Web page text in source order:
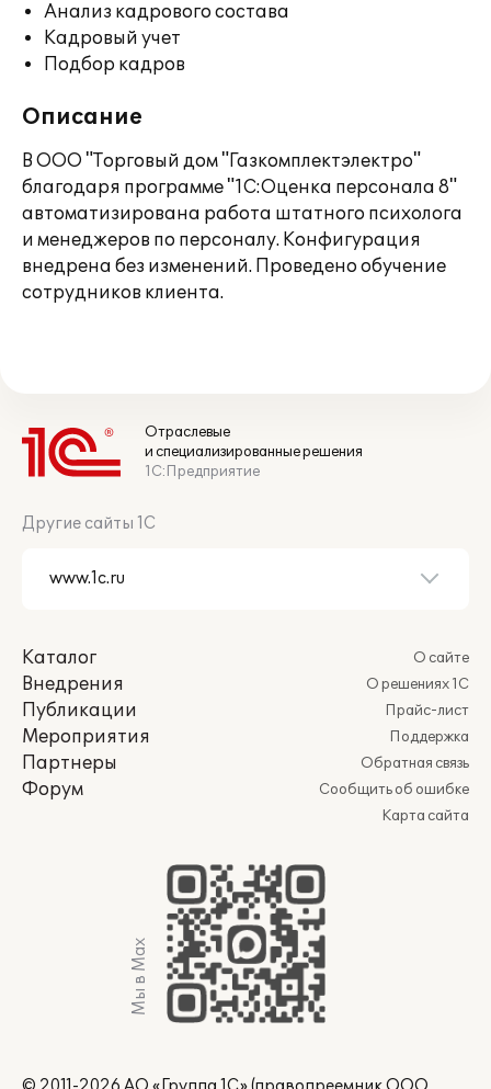
Анализ кадрового состава
Кадровый учет
Подбор кадров
Описание
В ООО "Торговый дом "Газкомплектэлектро"
благодаря программе "1С:Оценка персонала 8"
автоматизирована работа штатного психолога
и менеджеров по персоналу. Конфигурация
внедрена без изменений. Проведено обучение
сотрудников клиента.
Отраслевые
и специализированные решения
1С:Предприятие
Другие сайты 1С
Каталог
Внедрения
Публикации
Мероприятия
Партнеры
Форум
О сайте
О решениях 1С
Прайс-лист
Поддержка
Обратная связь
Сообщить об ошибке
Карта сайта
Мы в Max